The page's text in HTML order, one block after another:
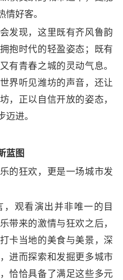
情好客。
现，这里既有齐风鲁韵
抱时代的轻盈姿态；既有
有青春之城的灵动气息。
界听见潍坊的声音，还让
，正以自信开放的姿态，
进。
蓝图
狂欢，更是一场城市发
观看演出并非唯一的目
带来的激情与狂欢之后，
卡当地的美食与美景，深
进而探索和发掘更多城市
恰恰具备了满足这些多元